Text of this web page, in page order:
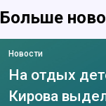
Больше
Новости
На отдых
Кирова